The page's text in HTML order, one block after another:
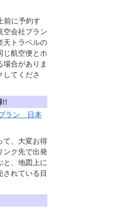
前に予約す
空会社プラン
天トラベルの
じ航空便とホ
場合がありま
してくださ
!!
プラン 日本
て、大変お得
ンク先で出発
と、地図上に
されている目